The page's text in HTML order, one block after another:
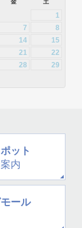
月 [31]
金 土
1
7
8
14
15
21
22
28
29
ット
内
ール